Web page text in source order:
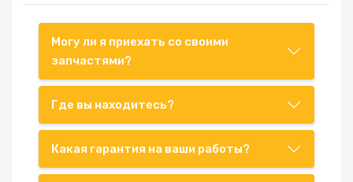
Могу ли я приехать со своими
запчастями?
Где вы находитесь?
Какая гарантия на ваши работы?